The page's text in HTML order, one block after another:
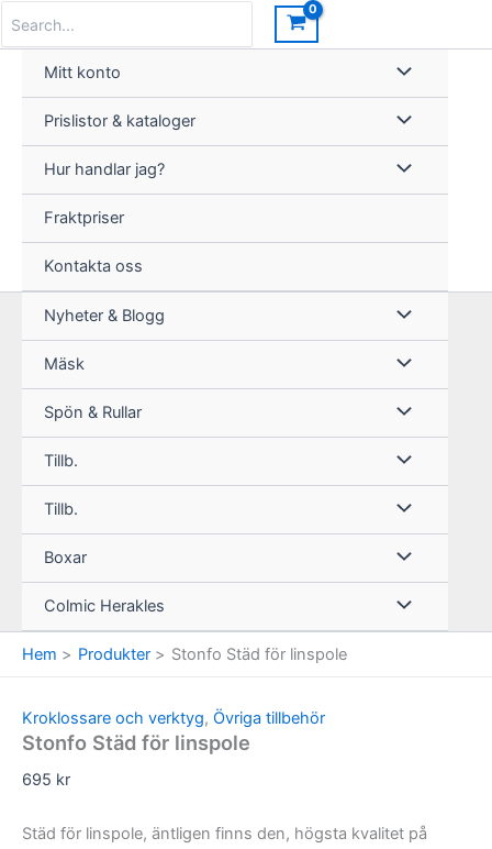
innehåll
for:
Mitt konto
Prislistor & kataloger
Hur handlar jag?
Fraktpriser
Kontakta oss
Nyheter & Blogg
Mäsk
Spön & Rullar
Tillb.
Tillb.
Boxar
Colmic Herakles
Hem Produkter Stonfo Städ för linspole
Kroklossare och verktyg, Övriga tillbehör
Stonfo Städ för linspole
695 kr
Städ för linspole, äntligen finns den, högsta kvalitet på